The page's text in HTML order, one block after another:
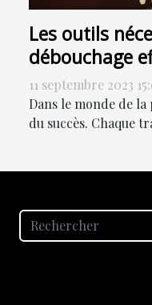
Les outils
débouchage
11 septembre 2023
Dans le monde de
du succès. Chaque